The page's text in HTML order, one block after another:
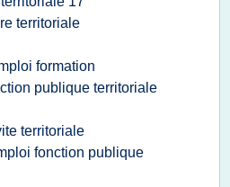
territoriale
formation
publique territoriale
territoriale
fonction publique